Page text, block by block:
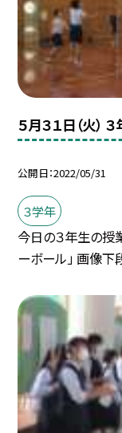
５月３１日（火）
公開日 2022/05/31
３学年
今日の３年生の授
ーボール」 画像下